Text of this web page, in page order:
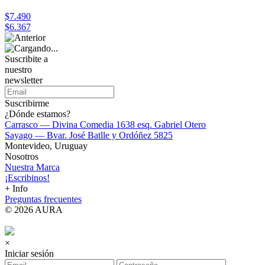
$7.490
$6.367
Suscribite a
nuestro
newsletter
Suscribirme
¿Dónde estamos?
Carrasco — Divina Comedia 1638 esq. Gabriel Otero
Sayago — Bvar. José Batlle y Ordóñez 5825
Montevideo, Uruguay
Nosotros
Nuestra Marca
¡Escribinos!
+ Info
Preguntas frecuentes
© 2026 AURA
×
Iniciar sesión